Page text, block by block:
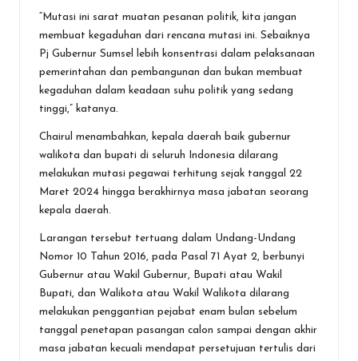
“Mutasi ini sarat muatan pesanan politik, kita jangan
membuat kegaduhan dari rencana mutasi ini. Sebaiknya
Pj Gubernur Sumsel lebih konsentrasi dalam pelaksanaan
pemerintahan dan pembangunan dan bukan membuat
kegaduhan dalam keadaan suhu politik yang sedang
tinggi,” katanya.
Chairul menambahkan, kepala daerah baik gubernur
walikota dan bupati di seluruh Indonesia dilarang
melakukan mutasi pegawai terhitung sejak tanggal 22
Maret 2024 hingga berakhirnya masa jabatan seorang
kepala daerah.
Larangan tersebut tertuang dalam Undang-Undang
Nomor 10 Tahun 2016, pada Pasal 71 Ayat 2, berbunyi
Gubernur atau Wakil Gubernur, Bupati atau Wakil
Bupati, dan Walikota atau Wakil Walikota dilarang
melakukan penggantian pejabat enam bulan sebelum
tanggal penetapan pasangan calon sampai dengan akhir
masa jabatan kecuali mendapat persetujuan tertulis dari